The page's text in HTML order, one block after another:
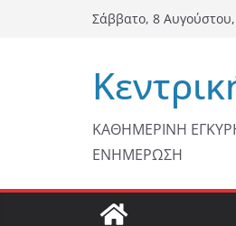
Σάββατο, 8
ΚΑΘΗΜΕΡΙΝΗ
ΕΝΗΜΕΡΩΣΗ